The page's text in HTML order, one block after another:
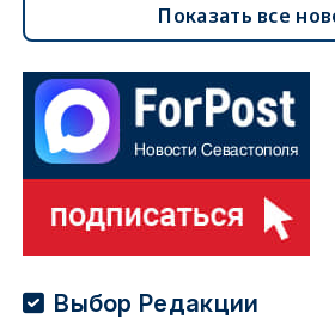
Показать все
Выбор Редакции